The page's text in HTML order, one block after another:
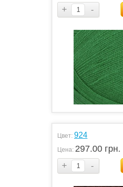
+
-
Цвет: 924
Цена: 297.00 грн.
+
-